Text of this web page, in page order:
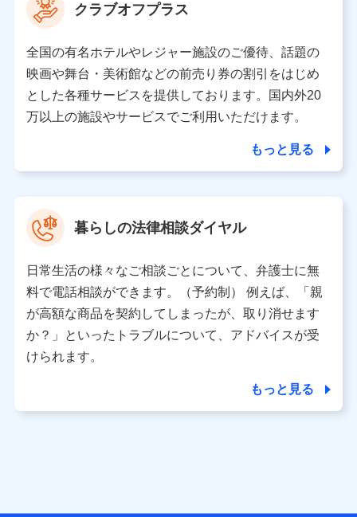
【当該個人データの管理について責任を有する者の名称・住
所・代表者名】
当該個人データを取り扱う各共同利用者（詳細は次のとお
り）
東京都千代田区永田町2丁目11番1号 山王パークタワー
株式会社NTTドコモ 代表取締役社長 前田 義晃
東京都中央区日本橋人形町2-14-10 アーバンネット日本橋
ビル 3F
※ 当社および株式会社NTTドコモは、お客さまの情報を利
データ憲章」に定める行動原則を順守します 。
※ パーソナルデータダッシュボードの「第三者提供の管
理」の設定状態にかかわらず、共同利用する場合がありま
※ dポイントクラブ会員ではないお客さま（2019年12月11
日以降、一度もdポイントクラブ会員であったことがないお
個人データは、こちら の利用目的の範囲内に限って共同利
用します。
クラブオフプラス
全国の有名ホテルやレジャー施設のご優待、話題の
映画や舞台・美術館などの前売り券の割引をはじめ
とした各種サービスを提供しております。国内外20
万以上の施設やサービスでご利用いただけます。
もっと見る
暮らしの法律相談ダイヤル
日常生活の様々なご相談ごとについて、弁護士に無
料で電話相談ができます。（予約制） 例えば、「親
が高額な商品を契約してしまったが、取り消せます
か？」といったトラブルについて、アドバイスが受
けられます。
もっと見る